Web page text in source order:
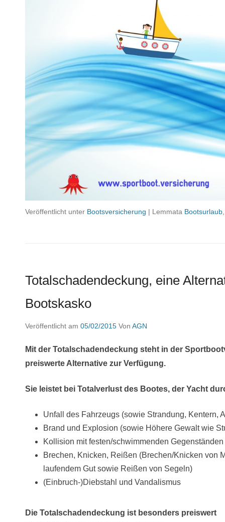
Veröffentlicht unter Bootsversicherung | Lemmata Bootsurlaub
Totalschadendeckung, eine
Bootskasko
Veröffentlicht am 05/02/2015 Von AGN
Mit der Totalschadendeckung steht in der
preiswerte Alternative zur Verfügung.
Sie leistet bei Totalverlust des Bootes, der Yacht
Unfall des Fahrzeugs (sowie Strandung, Kentern,
Brand und Explosion (sowie Höhere Gewalt wie
Kollision mit festen/schwimmenden Gegenständen
Brechen, Knicken, Reißen (Brechen/Knicken von
laufendem Gut sowie Reißen von Segeln)
(Einbruch-)Diebstahl und Vandalismus
Die Totalschadendeckung ist besonders preiswert